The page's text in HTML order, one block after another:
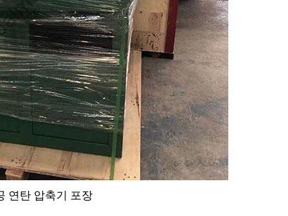
연탄 압축기 포장